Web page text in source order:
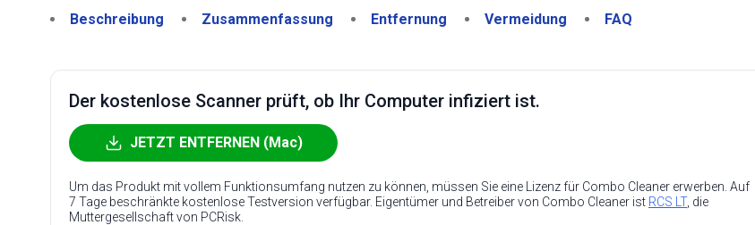
Beschreibung
Zusammenfassung Entfernung Vermeidung FAQ
Der kostenlose Scanner prüft, ob Ihr Computer infiziert ist.
JETZT ENTFERNEN (Mac)
Um das Produkt mit vollem Funktionsumfang nutzen zu können, müssen Sie eine Lizenz für Combo Cleaner erwerben. Auf
7 Tage beschränkte kostenlose Testversion verfügbar. Eigentümer und Betreiber von Combo Cleaner ist RCS LT, die
Muttergesellschaft von PCRisk.